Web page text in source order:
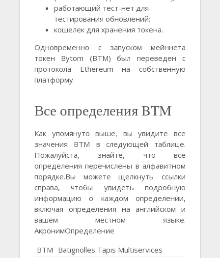
работающий тест-нет для
тестирования обновлений;
кошелек для хранения токена.
Одновременно с запуском мейннета
токен Bytom (BTM) был переведен с
протокола Ethereum на собственную
платформу.
Все определения BTM
Как упомянуто выше, вы увидите все
значения BTM в следующей таблице.
Пожалуйста, знайте, что все
определения перечислены в алфавитном
порядке.Вы можете щелкнуть ссылки
справа, чтобы увидеть подробную
информацию о каждом определении,
включая определения на английском и
вашем местном языке.
АкронимОпределение
BTM Batignolles Tapis Multiservices